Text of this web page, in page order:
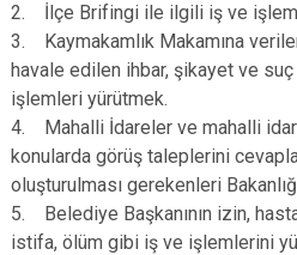
Şahinbey
Şehitkamil
Yavuzeli
2. İlçe Brifingi ile ilgili iş ve
3. Kaymakamlık Makamına
havale edilen ihbar, şikayet ve
işlemleri yürütmek.
4. Mahalli İdareler ve mahalli
konularda görüş taleplerini
oluşturulması gerekenleri
5. Belediye Başkanının izin,
istifa, ölüm gibi iş ve işlemlerini